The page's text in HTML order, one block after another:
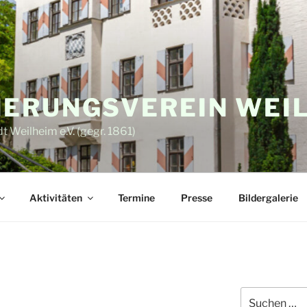
e.V. (gegr. 1861)
Aktivitäten Termine Presse Bildergalerie